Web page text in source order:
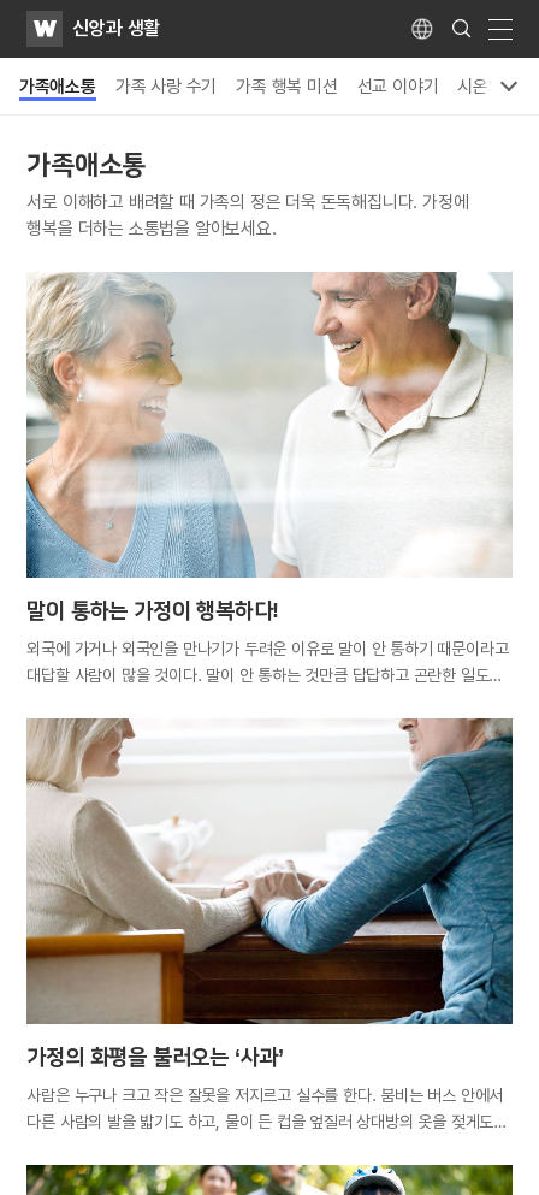
WATV신앙과 생활 Language
Search
Submit
가족애소통 가족 사랑 수기 가족 행복 미션 선교 이야기 시온의 향기
가족애소통
서로 이해하고 배려할 때 가족의 정은 더욱 돈독해집니다. 가정에
행복을 더하는 소통법을 알아보세요.
말이 통하는 가정이 행복하다!
외국에 가거나 외국인을 만나기가 두려운 이유로 말이 안 통하기 때문이라고
대답할 사람이 많을 것이다. 말이 안 통하는 것만큼 답답하고 곤란한 일도
대상이 남이라면 피해버리면 그만이다. 말이 잘 통하는 사람과는 가까이하게
마련이고 말이 안 통하는 사람과는 자연히 멀어지게 되는 법이다. 하지만 그
대상이 가족이라면 보통 문제가 아니다. 말이 안 통하는 사람과 평생 같은
집에서 살아야 하는 것보다 괴로운 일도 없을 것이다. 모든 조건을 다
갖추었다 해도 말이 통하지 않는 사람이라면 배우자로 받아들이기 힘들다.
가족 간의 원만한 대화는 행복의 중요한 척도이기 때문이다. 대화가 없는
가정의 속사정을 들여다보면, 대화를 시도하지 않는 이유가 ‘서로 말이 안
통하기 때문’인 경우가 대다수다. 말이 안 통하면 입을 다물게 된다.
시시비비를 가리느라, 자신의 의견을 관철시키느라 언쟁을…
가정의 화평을 불러오는 ‘사과’
사람은 누구나 크고 작은 잘못을 저지르고 실수를 한다. 붐비는 버스 안에서
다른 사람의 발을 밟기도 하고, 물이 든 컵을 엎질러 상대방의 옷을 젖게도
배려하지 못한 행동으로 분노를 사기도 한다. 미성숙한 아이뿐 아니라 삶의